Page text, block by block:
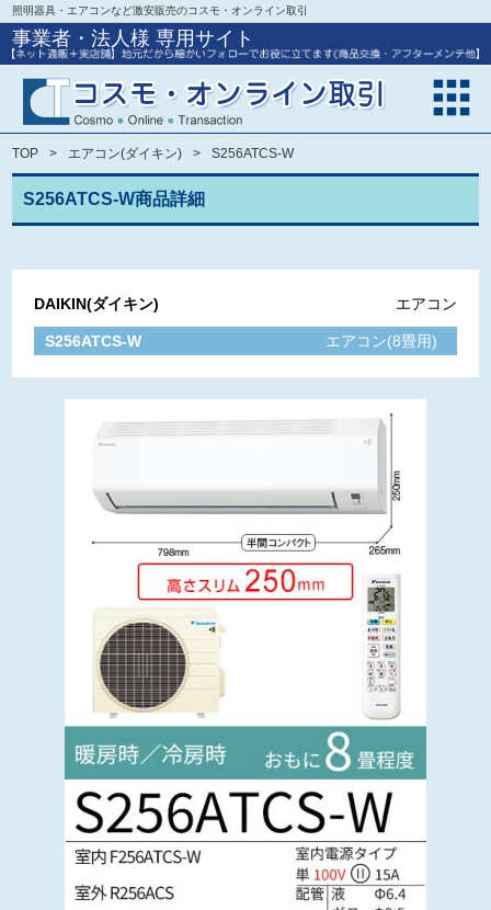
照明器具・エアコンなど激安販売のコスモ・オンライン取引
事業者・法人様 専用サイト
TOP エアコン(ダイキン) S256ATCS-W
S256ATCS-W商品詳細
DAIKIN(ダイキン) エアコン
S256ATCS-W エアコン(8畳用)